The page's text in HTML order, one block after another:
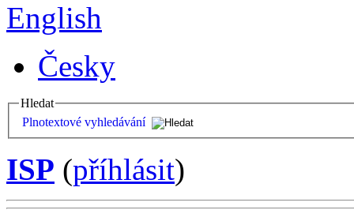
English
Česky
Hledat
Plnotextové vyhledávání
ISP (příhlásit)